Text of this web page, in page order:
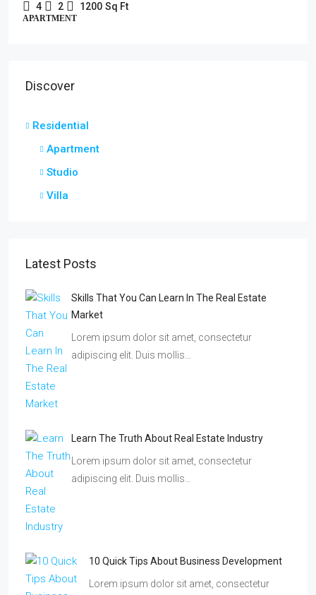
4 2 1200 Sq Ft
APARTMENT
Discover
Residential
Apartment
Studio
Villa
Latest Posts
Skills That You Can Learn In The Real Estate
Market
Lorem ipsum dolor sit amet, consectetur
adipiscing elit. Duis mollis…
Learn The Truth About Real Estate Industry
Lorem ipsum dolor sit amet, consectetur
adipiscing elit. Duis mollis…
10 Quick Tips About Business Development
Lorem ipsum dolor sit amet, consectetur